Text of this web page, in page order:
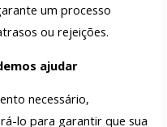
um processo
ou rejeições.
ajudar
necessário,
lo para garantir que sua